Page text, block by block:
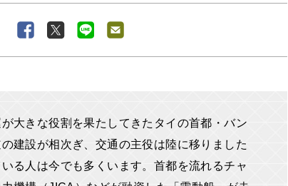
大きな役割を果たしてきたタイの首都・バン
建設が相次ぎ、交通の主役は陸に移りました
る人は今でも多くいます。首都を流れるチャ